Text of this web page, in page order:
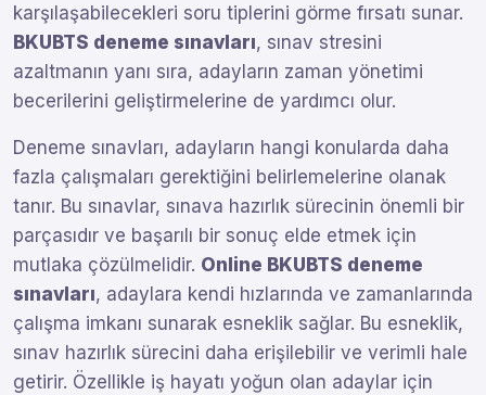
karşılaşabilecekleri soru tiplerini görme fırsatı sunar.
BKUBTS deneme sınavları, sınav stresini
azaltmanın yanı sıra, adayların zaman yönetimi
becerilerini geliştirmelerine de yardımcı olur.
Deneme sınavları, adayların hangi konularda daha
fazla çalışmaları gerektiğini belirlemelerine olanak
tanır. Bu sınavlar, sınava hazırlık sürecinin önemli bir
parçasıdır ve başarılı bir sonuç elde etmek için
mutlaka çözülmelidir. Online BKUBTS deneme
sınavları, adaylara kendi hızlarında ve zamanlarında
çalışma imkanı sunarak esneklik sağlar. Bu esneklik,
sınav hazırlık sürecini daha erişilebilir ve verimli hale
getirir. Özellikle iş hayatı yoğun olan adaylar için